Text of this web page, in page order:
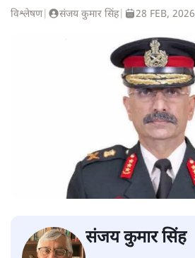
विश्लेषण| संजय कुमार सिंह| 28 FEB, 2026
संजय कुमार सिंह